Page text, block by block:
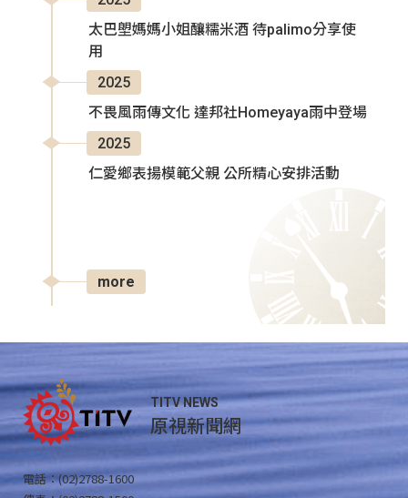
太巴塱媽媽小姐釀糯米酒 待palimo分享使
用
2025
不畏風雨傳文化 達邦社Homeyaya雨中登場
2025
仁愛鄉表揚模範父親 公所精心安排活動
more
TITV NEWS
原視新聞網
電話：(02)2788-1600